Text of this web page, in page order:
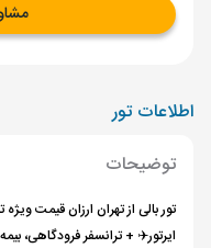
اطلاعات تور
توضیحات
ایرتور✈️ + ترانسفر فرودگاهی،